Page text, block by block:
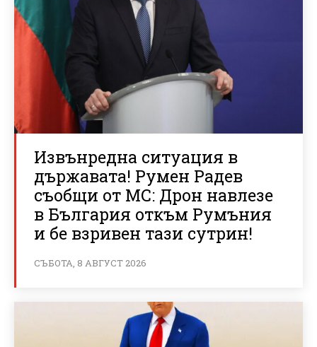
Извънредна ситуация в
държавата! Румен Радев
съобщи от МС: Дрон навлезе
в България откъм Румъния
и бе взривен тази сутрин!
СЪБОТА, 8 АВГУСТ 2026